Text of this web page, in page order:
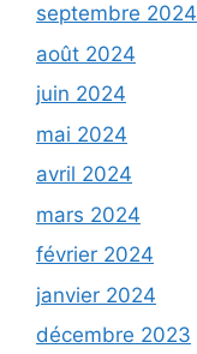
septembre 2024
août 2024
juin 2024
mai 2024
avril 2024
mars 2024
février 2024
janvier 2024
décembre 2023